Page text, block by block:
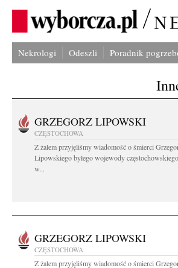
Nekrologi Odeszli Poradnik
GRZEGORZ LIPOWSKI
CZĘSTOCHOWA
Z żalem przyjęliśmy wiadomość o śmierci
Lipowskiego byłego wojewody częstochowskiego
w...
GRZEGORZ LIPOWSKI
CZĘSTOCHOWA
Z żalem przyjęliśmy wiadomość o śmierci